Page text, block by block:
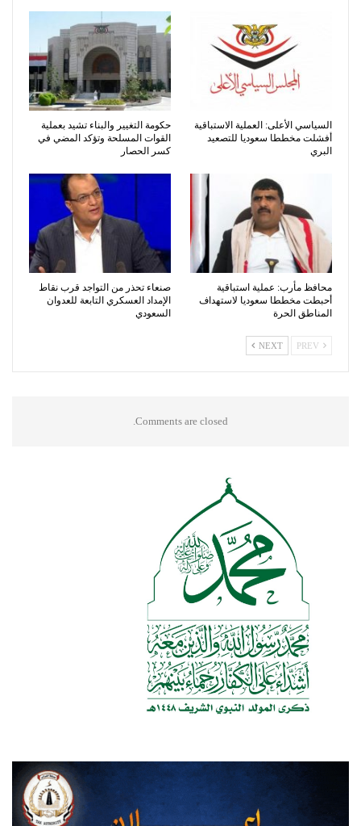
السياسي الأعلى: العملية الاستباقية
أفشلت مخططا سعوديا للتصعيد
البري
حكومة التغيير والبناء تشيد بعملية
القوات المسلحة وتؤكد المضي في
كسر الحصار
محافظ مأرب: عملية استباقية
أحبطت مخططا سعوديا لاستهداف
المناطق الحرة
صنعاء تحذر من التواجد قرب نقاط
الإمداد العسكري التابعة للعدوان
السعودي
NEXT
Comments are closed.